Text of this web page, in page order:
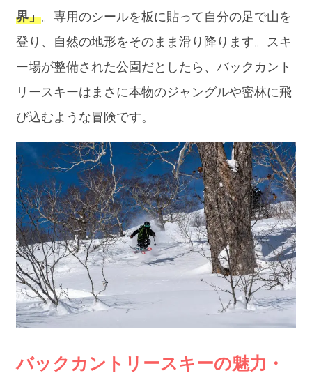
界」。専用のシールを板に貼って自分の足で山を
登り、自然の地形をそのまま滑り降ります。スキ
ー場が整備された公園だとしたら、バックカント
リースキーはまさに本物のジャングルや密林に飛
び込むような冒険です。
バックカントリースキーの魅力・